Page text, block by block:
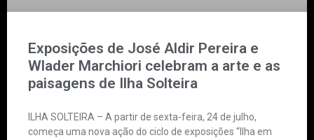
Exposições de José Aldir Pereira e
Wlader Marchiori celebram a arte e as
paisagens de Ilha Solteira
ILHA SOLTEIRA – A partir de sexta-feira, 24 de julho,
começa uma nova ação do ciclo de exposições “Ilha em